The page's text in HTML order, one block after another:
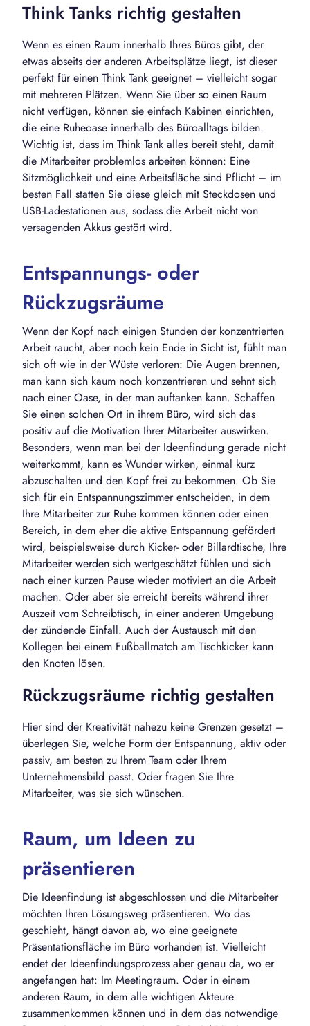
Think Tanks richtig gestalten
Wenn es einen Raum innerhalb Ihres Büros gibt, der
etwas abseits der anderen Arbeitsplätze liegt, ist dieser
perfekt für einen Think Tank geeignet – vielleicht sogar
mit mehreren Plätzen. Wenn Sie über so einen Raum
nicht verfügen, können sie einfach Kabinen einrichten,
die eine Ruheoase innerhalb des Büroalltags bilden.
Wichtig ist, dass im Think Tank alles bereit steht, damit
die Mitarbeiter problemlos arbeiten können: Eine
Sitzmöglichkeit und eine Arbeitsfläche sind Pflicht – im
besten Fall statten Sie diese gleich mit Steckdosen und
USB-Ladestationen aus, sodass die Arbeit nicht von
versagenden Akkus gestört wird.
Entspannungs- oder
Rückzugsräume
Wenn der Kopf nach einigen Stunden der konzentrierten
Arbeit raucht, aber noch kein Ende in Sicht ist, fühlt man
sich oft wie in der Wüste verloren: Die Augen brennen,
man kann sich kaum noch konzentrieren und sehnt sich
nach einer Oase, in der man auftanken kann. Schaffen
Sie einen solchen Ort in ihrem Büro, wird sich das
positiv auf die Motivation Ihrer Mitarbeiter auswirken.
Besonders, wenn man bei der Ideenfindung gerade nicht
weiterkommt, kann es Wunder wirken, einmal kurz
abzuschalten und den Kopf frei zu bekommen. Ob Sie
sich für ein Entspannungszimmer entscheiden, in dem
Ihre Mitarbeiter zur Ruhe kommen können oder einen
Bereich, in dem eher die aktive Entspannung gefördert
wird, beispielsweise durch Kicker- oder Billardtische, Ihre
Mitarbeiter werden sich wertgeschätzt fühlen und sich
nach einer kurzen Pause wieder motiviert an die Arbeit
machen. Oder aber sie erreicht bereits während ihrer
Auszeit vom Schreibtisch, in einer anderen Umgebung
der zündende Einfall. Auch der Austausch mit den
Kollegen bei einem Fußballmatch am Tischkicker kann
den Knoten lösen.
Rückzugsräume richtig gestalten
Hier sind der Kreativität nahezu keine Grenzen gesetzt –
überlegen Sie, welche Form der Entspannung, aktiv oder
passiv, am besten zu Ihrem Team oder Ihrem
Unternehmensbild passt. Oder fragen Sie Ihre
Mitarbeiter, was sie sich wünschen.
Raum, um Ideen zu
präsentieren
Die Ideenfindung ist abgeschlossen und die Mitarbeiter
möchten Ihren Lösungsweg präsentieren. Wo das
geschieht, hängt davon ab, wo eine geeignete
Präsentationsfläche im Büro vorhanden ist. Vielleicht
endet der Ideenfindungsprozess aber genau da, wo er
angefangen hat: Im Meetingraum. Oder in einem
anderen Raum, in dem alle wichtigen Akteure
zusammenkommen können und in dem das notwendige